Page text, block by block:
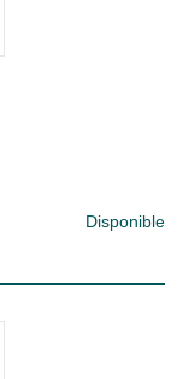
Disponible